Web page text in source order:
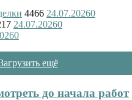
4466 24.07.20260
24.07.20260
0
ещё
до начала работ